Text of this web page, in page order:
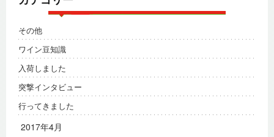
その他
ワイン豆知識
入荷しました
突撃インタビュー
行ってきました
2017年4月